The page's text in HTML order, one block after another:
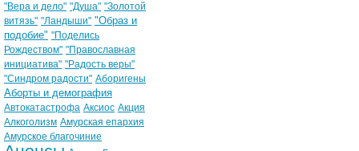
"Вера и дело" "Душа" "Золотой
витязь" "Ландыши" "Образ и
подобие" "Поделись
Рождеством" "Православная
инициатива" "Радость веры"
"Синдром радости" Аборигены
Аборты и демография
Автокатастрофа Аксиос Акция
Алкоголизм Амурская епархия
Амурское благочиние